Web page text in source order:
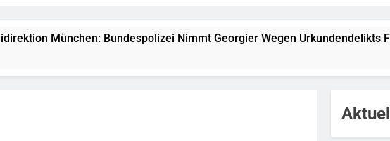
München: Bundespolizei Nimmt Georgier Wegen Urkundendelikts
München: Notruf Per Knopfdruck / Schnelle Festnahme Nach